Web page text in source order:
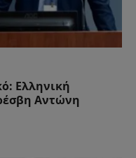
Ελληνική
Αντώνη